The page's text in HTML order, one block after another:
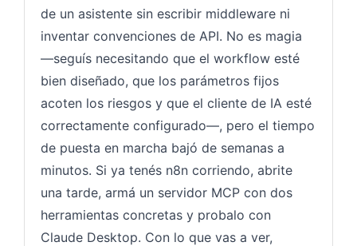
de un asistente sin escribir middleware ni
inventar convenciones de API. No es magia
—seguís necesitando que el workflow esté
bien diseñado, que los parámetros fijos
acoten los riesgos y que el cliente de IA esté
correctamente configurado—, pero el tiempo
de puesta en marcha bajó de semanas a
minutos. Si ya tenés n8n corriendo, abrite
una tarde, armá un servidor MCP con dos
herramientas concretas y probalo con
Claude Desktop. Con lo que vas a ver,